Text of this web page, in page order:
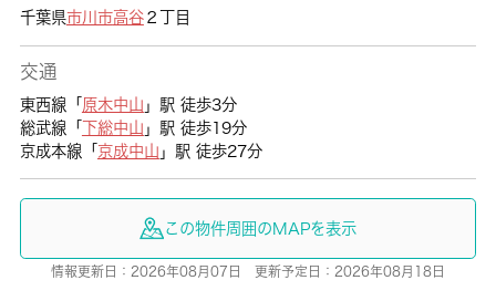
千葉県市川市高谷２丁目
交通
東西線「 原木中山 」駅 徒歩3分
総武線「 下総中山 」駅 徒歩19分
京成本線「 京成中山 」駅 徒歩27分
この物件周囲のMAPを表示
情報更新日：2026年08月07日 更新予定日：2026年08月18日